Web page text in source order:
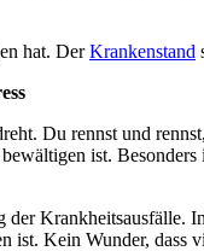
hat. DerKrankenstand
Du rennst und
ist.
Kein Wunder,